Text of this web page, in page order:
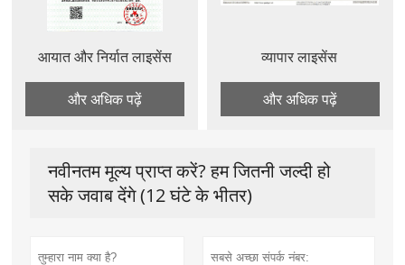
आयात और निर्यात लाइसेंस
और अधिक पढ़ें
व्यापार लाइसेंस
और अधिक पढ़ें
नवीनतम मूल्य प्राप्त करें? हम जितनी जल्दी हो
सके जवाब देंगे (12 घंटे के भीतर)